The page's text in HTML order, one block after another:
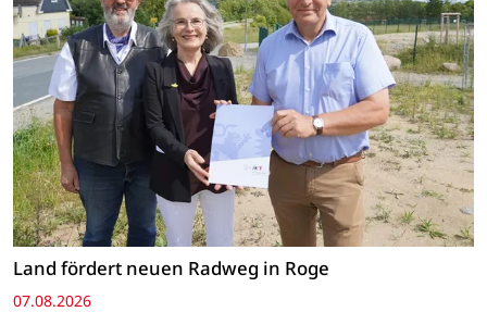
Land fördert neuen Radweg in Roge
07.08.2026